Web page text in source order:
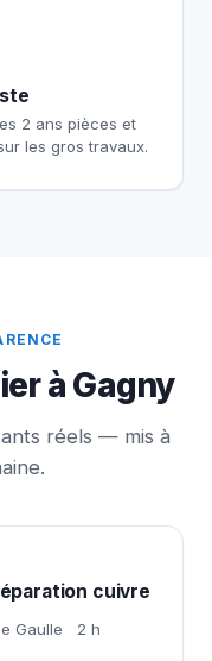
2 ans pièces et
les gros travaux.
à Gagny
réels — mis à
cuivre
Gaulle 2 h